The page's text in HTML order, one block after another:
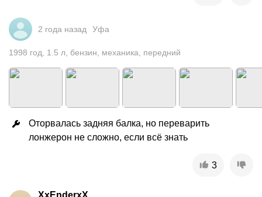
2 года назад Уфа
1998 год 1.5 л бензин механика передний
Оторвалась задняя балка, но переварить
лонжерон не сложно, если всё знать
3
XxEnderxX